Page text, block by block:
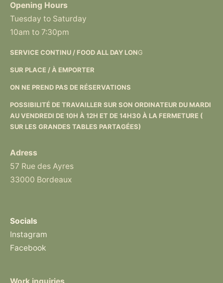
Opening Hours
Tuesday to Saturday
10am to 7:30pm
SERVICE CONTINU / FOOD ALL DAY LONG
SUR PLACE / À EMPORTER
ON NE PREND PAS DE RÉSERVATIONS
POSSIBILITÉ DE TRAVAILLER SUR SON ORDINATEUR DU MARDI
AU VENDREDI DE 10H À 12H ET DE 14H30 À LA FERMETURE (
SUR LES GRANDES TABLES PARTAGÉES)
Adress
57 Rue des Ayres
33000 Bordeaux
Socials
Instagram
Facebook